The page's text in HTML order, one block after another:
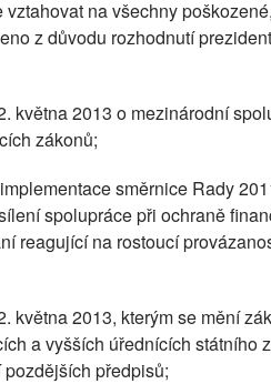
vztahovat na všechny
z důvodu rozhodnutí
května 2013 o mezinárodní
zákonů;
směrnice Rady
spolupráce při ochraně
reagující na rostoucí
května 2013, kterým se mění
a vyšších úřednících státního
předpisů;